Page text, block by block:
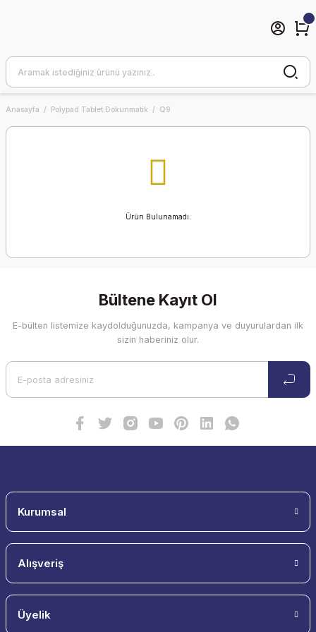
Anasayfa Polypad Tablet Dokunmatik Q9
Ürün Bulunamadı.
Bültene Kayıt Ol
E-bülten listemize kaydolduğunuzda, kampanya ve duyurulardan ilk
sizin haberiniz olur.
Kurumsal
Alışveriş
Üyelik